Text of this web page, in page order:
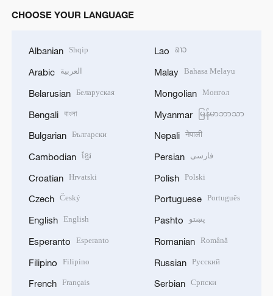
CHOOSE YOUR LANGUAGE
Albanian Shqip
Arabic العربية
Belarusian Беларуская
Bengali বাংলা
Bulgarian Български
Cambodian ខ្មែរ
Croatian Hrvatski
Czech Český
English English
Esperanto Esperanto
Filipino Filipino
French Français
Lao ລາວ
Malay Bahasa Melayu
Mongolian Монгол
Myanmar မြန်မာဘာသာ
Nepali नेपाली
Persian فارسی
Polish Polski
Portuguese Português
Pashto پښتو
Romanian Română
Russian Русский
Serbian Српски